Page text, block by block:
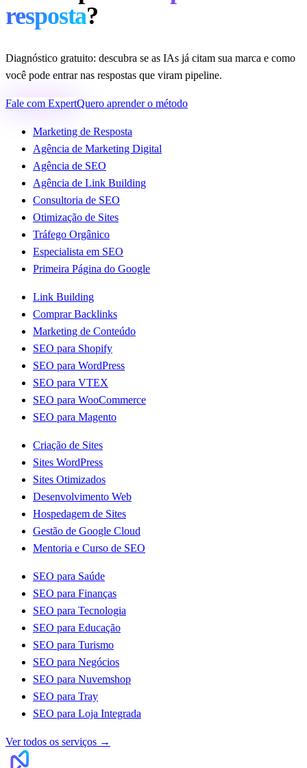
resposta?
Diagnóstico gratuito: descubra se as IAs já citam sua marca e como
você pode entrar nas respostas que viram pipeline.
Fale com ExpertQuero aprender o método
Marketing de Resposta
Agência de Marketing Digital
Agência de SEO
Agência de Link Building
Consultoria de SEO
Otimização de Sites
Tráfego Orgânico
Especialista em SEO
Primeira Página do Google
Link Building
Comprar Backlinks
Marketing de Conteúdo
SEO para Shopify
SEO para WordPress
SEO para VTEX
SEO para WooCommerce
SEO para Magento
Criação de Sites
Sites WordPress
Sites Otimizados
Desenvolvimento Web
Hospedagem de Sites
Gestão de Google Cloud
Mentoria e Curso de SEO
SEO para Saúde
SEO para Finanças
SEO para Tecnologia
SEO para Educação
SEO para Turismo
SEO para Negócios
SEO para Nuvemshop
SEO para Tray
SEO para Loja Integrada
Ver todos os serviços →